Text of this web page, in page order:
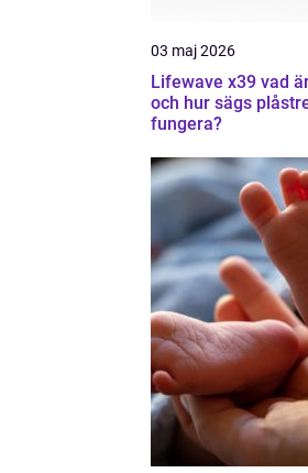
03 maj 2026
Lifewave x39 vad är det
och hur sägs
fungera?